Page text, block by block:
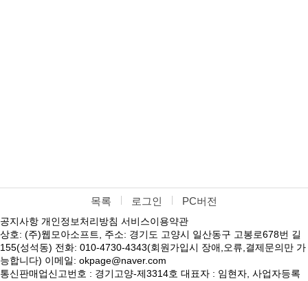
목록 로그인 PC버전
공지사항 개인정보처리방침 서비스이용약관
상호: (주)웹모아소프트, 주소: 경기도 고양시 일산동구 고봉로678번 길
155(성석동) 전화: 010-4730-4343(회원가입시 장애,오류,결제문의만 가
능합니다) 이메일: okpage@naver.com
통신판매업신고번호 : 경기고양-제3314호 대표자 : 임현자, 사업자등록